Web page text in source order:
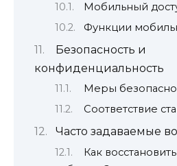
Мобильный
Функции
Безопасность и
конфиденциальность
Меры
Соответствие
Часто задаваемые
Как